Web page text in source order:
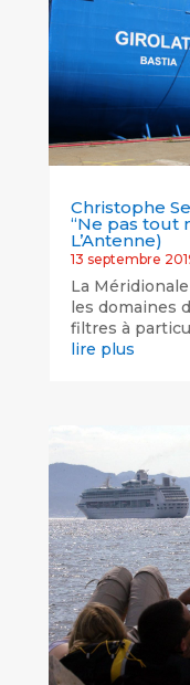
Christophe
“Ne pas tout
L’Antenne)
13 septembre
La
les domaines
filtres à
lire plus